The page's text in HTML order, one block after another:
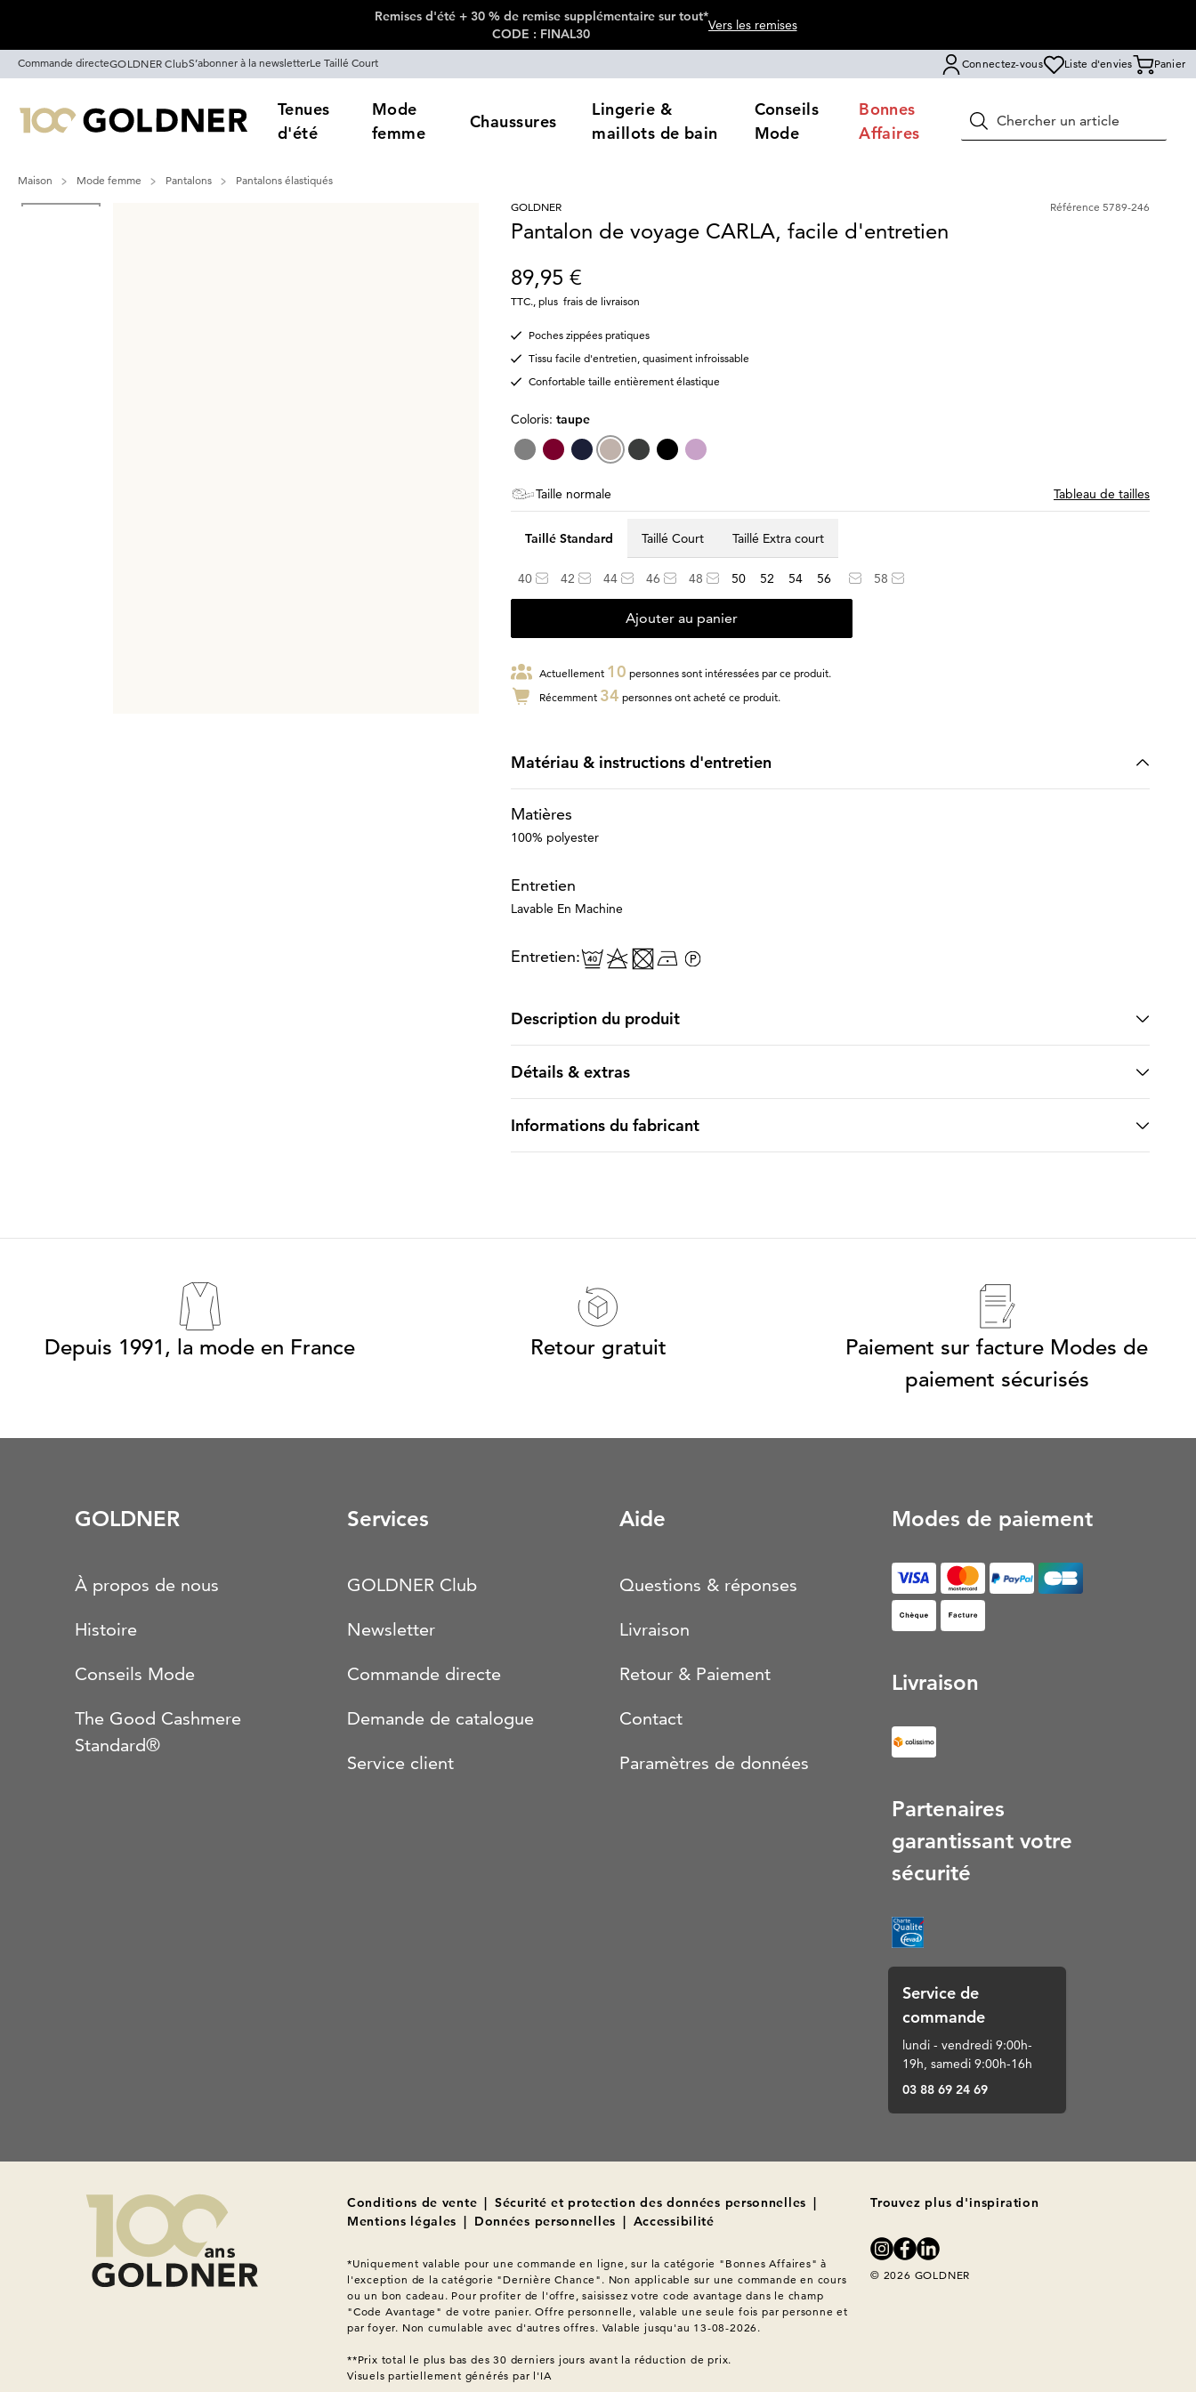
Remises d'été + 30 % de remise supplémentaire sur tout*
CODE : FINAL30
Vers les remises
Commande directeGOLDNER ClubS’abonner à la newsletterLe Taillé Court Connectez-vous Liste d'envies Panier
Tenues
d'été
Mode
femme
Chaussures
Lingerie &
maillots de bain
Conseils
Mode
Bonnes
Affaires
Rechercher
Maison Mode femme Pantalons
Pantalons élastiqués
GOLDNER
Référence 5789-246
Pantalon de voyage CARLA, facile d'entretien
89,95 €
TTC., plus frais de livraison
Poches zippées pratiques
Tissu facile d'entretien, quasiment infroissable
Confortable taille entièrement élastique
Coloris: taupe
Taille normale Tableau de tailles
Taillé Standard Taillé Court Taillé Extra court
40 42 44 46 48 50 52 54 56 58
Ajouter au panier
Actuellement 10 personnes sont intéressées par ce produit.
Récemment 34 personnes ont acheté ce produit.
Matériau & instructions d'entretien
Matières
100% polyester
Entretien
Lavable En Machine
Entretien:
Description du produit
Détails & extras
Informations du fabricant
Depuis 1991, la mode en France Retour gratuit
Paiement sur facture Modes de
paiement sécurisés
GOLDNER
À propos de nous
Histoire
Conseils Mode
The Good Cashmere
Standard®
Services
GOLDNER Club
Newsletter
Commande directe
Demande de catalogue
Service client
Aide
Questions & réponses
Livraison
Retour & Paiement
Contact
Paramètres de données
Modes de paiement
Facture (S’ouvre dans un nouvel onglet)
Livraison
Partenaires
garantissant votre
sécurité
Service de
commande
lundi - vendredi 9:00h-
19h, samedi 9:00h-16h
03 88 69 24 69
Conditions de vente | Sécurité et protection des données personnelles |
Mentions légales | Données personnelles | Accessibilité
*Uniquement valable pour une commande en ligne, sur la catégorie "Bonnes Affaires" à
l'exception de la catégorie "Dernière Chance". Non applicable sur une commande en cours
ou un bon cadeau. Pour profiter de l'offre, saisissez votre code avantage dans le champ
"Code Avantage" de votre panier. Offre personnelle, valable une seule fois par personne et
par foyer. Non cumulable avec d'autres offres. Valable jusqu'au 13-08-2026.
Visuels partiellement générés par l'IA
Trouvez plus d'inspiration
© 2026 GOLDNER